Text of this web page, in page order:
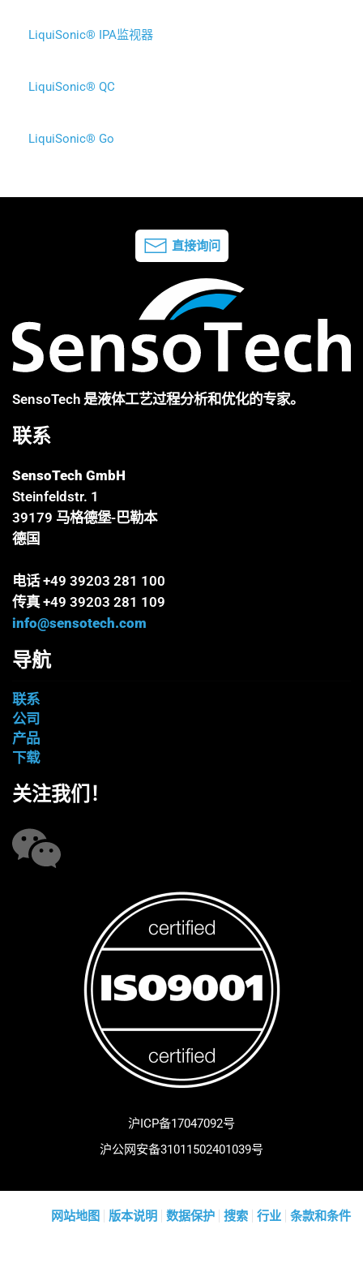
LiquiSonic® IPA监视器
LiquiSonic® QC
LiquiSonic® Go
直接询问
SensoTech 是液体工艺过程分析和优化的专家。
联系
SensoTech GmbH
Steinfeldstr. 1
39179 马格德堡-巴勒本
德国
电话 +49 39203 281 100
传真 +49 39203 281 109
info@sensotech.com
导航
联系
公司
产品
下载
关注我们！
沪ICP备17047092号
沪公网安备31011502401039号
网站地图 版本说明 数据保护 搜索 行业 条款和条件